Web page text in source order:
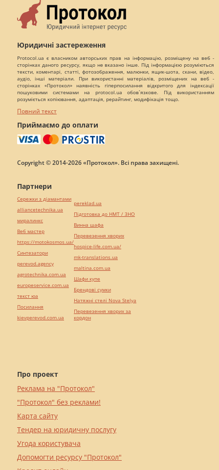
Юридичні застереження
Protocol.ua є власником авторських прав на інформацію, розміщену на веб -
сторінках даного ресурсу, якщо не вказано інше. Під інформацією розуміються
тексти, коментарі, статті, фотозображення, малюнки, ящик-шота, скани, відео,
аудіо, інші матеріали. При використанні матеріалів, розміщених на веб -
сторінках «Протокол» наявність гіперпосилання відкритого для індексації
пошуковими системами на protocol.ua обов`язкове. Під використанням
розуміється копіювання, адаптація, рерайтинг, модифікація тощо.
Повний текст
Приймаємо до оплати
Copyright © 2014-2026 «Протокол». Всі права захищені.
Про проект
Реклама на "Протокол"
"Протокол" без реклами!
Карта сайту
Тендер на юридичну послугу
Угода користувача
Допомогти ресурсу "Протокол"
Партнери
Сережки з діамантами
alliancetechnika.ua
миралинкс
Веб мастер
https://motokosmos.ua/
Синтезатори
perevod.agency
agrotechnika.com.ua
europeservice.com.ua
текст юа
Посилання
kievperevod.com.ua
pereklad.ua
Підготовка до НМТ / ЗНО
Винна шафа
Перевезення хворих
hospice-life.com.ua/
mk-translations.ua
maltina.com.ua
Шафи купе
Брендові сумки
Натяжні стелі Nova Stelya
Перевезення хворих за
кордон